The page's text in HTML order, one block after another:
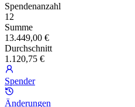
Spendenanzahl
12
Summe
13.449,00 €
Durchschnitt
1.120,75 €
Spender
Änderungen